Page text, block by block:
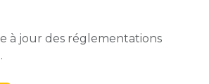
à jour des réglementations